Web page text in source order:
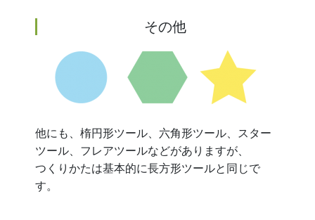
その他
他にも、楕円形ツール、六角形ツール、スター
ツール、フレアツールなどがありますが、
つくりかたは基本的に長方形ツールと同じで
す。